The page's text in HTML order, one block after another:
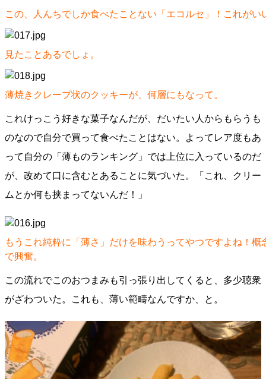
この、人んちでしか食べたことない「エコルセ」！これがい
見たことあるでしょ。
薄焼きクレープ状のクッキーが、何層にもなって。
これけっこう好きな菓子なんだが、だいたい人からもらうも
のなので自分で買って食べたことはない。よってレア度もあ
って自分の「薄ものランキング」では上位に入っているのだ
が、改めて口に含むとあることに気づいた。「これ、クリー
ムとか何も挟まってないんだ！」
もうこれ純粋に「薄さ」だけを味わうってやつですよね！
で興奮。
この流れでこのおつまみも引っ張り出してくると、多少聴衆
がざわついた。これも、薄い範疇なんですか、と。